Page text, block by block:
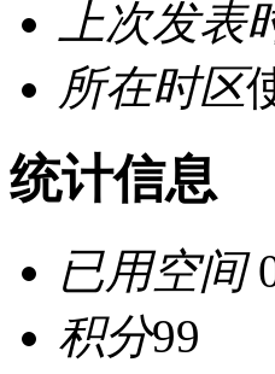
上次发表
所在时区
统计信息
已用空间
积分99